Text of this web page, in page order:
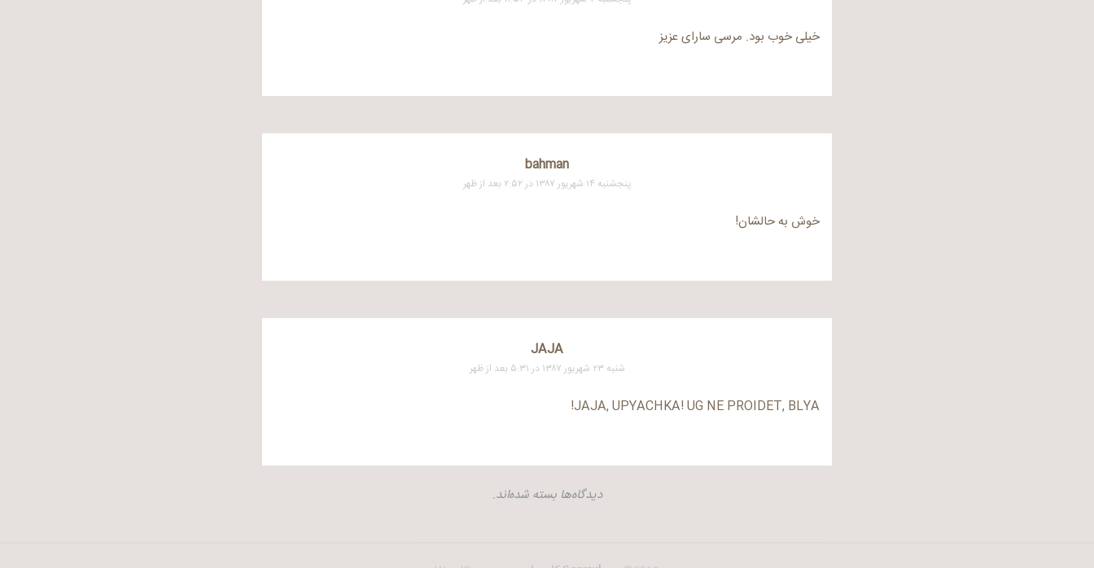
خیلی خوب بود. مرسی سارای عزیز
bahman
پنجشنبه ۱۴ شهریور ۱۳۸۷ در ۲:۵۲ بعد از ظهر
خوش به حالشان!
JAJA
شنبه ۲۳ شهریور ۱۳۸۷ در ۵:۳۱ بعد از ظهر
JAJA, UPYACHKA! UG NE PROIDET, BLYA!
دیدگاه‌ها بسته شده‌اند.